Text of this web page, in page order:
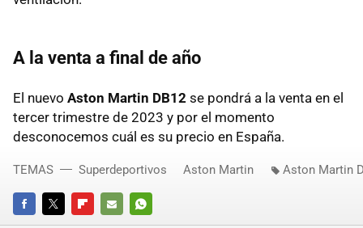
A la venta a final de año
El nuevo Aston Martin DB12 se pondrá a la venta en el
tercer trimestre de 2023 y por el momento
desconocemos cuál es su precio en España.
TEMAS Superdeportivos Aston Martin Aston Martin